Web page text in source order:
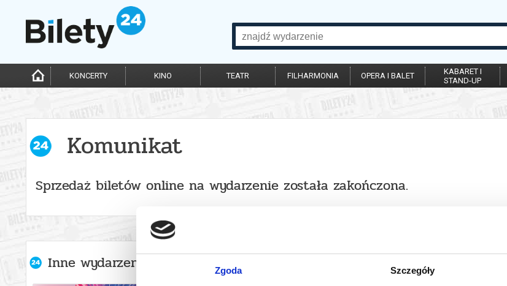
Zgoda Szczegóły
KONCERTY KINO TEATR FILHARMONIA OPERA I BALET
KABARET I
STAND-UP
Komunikat
Sprzedaż biletów online na wydarzenie została zakończona.
Inne wydarzenia organizatora